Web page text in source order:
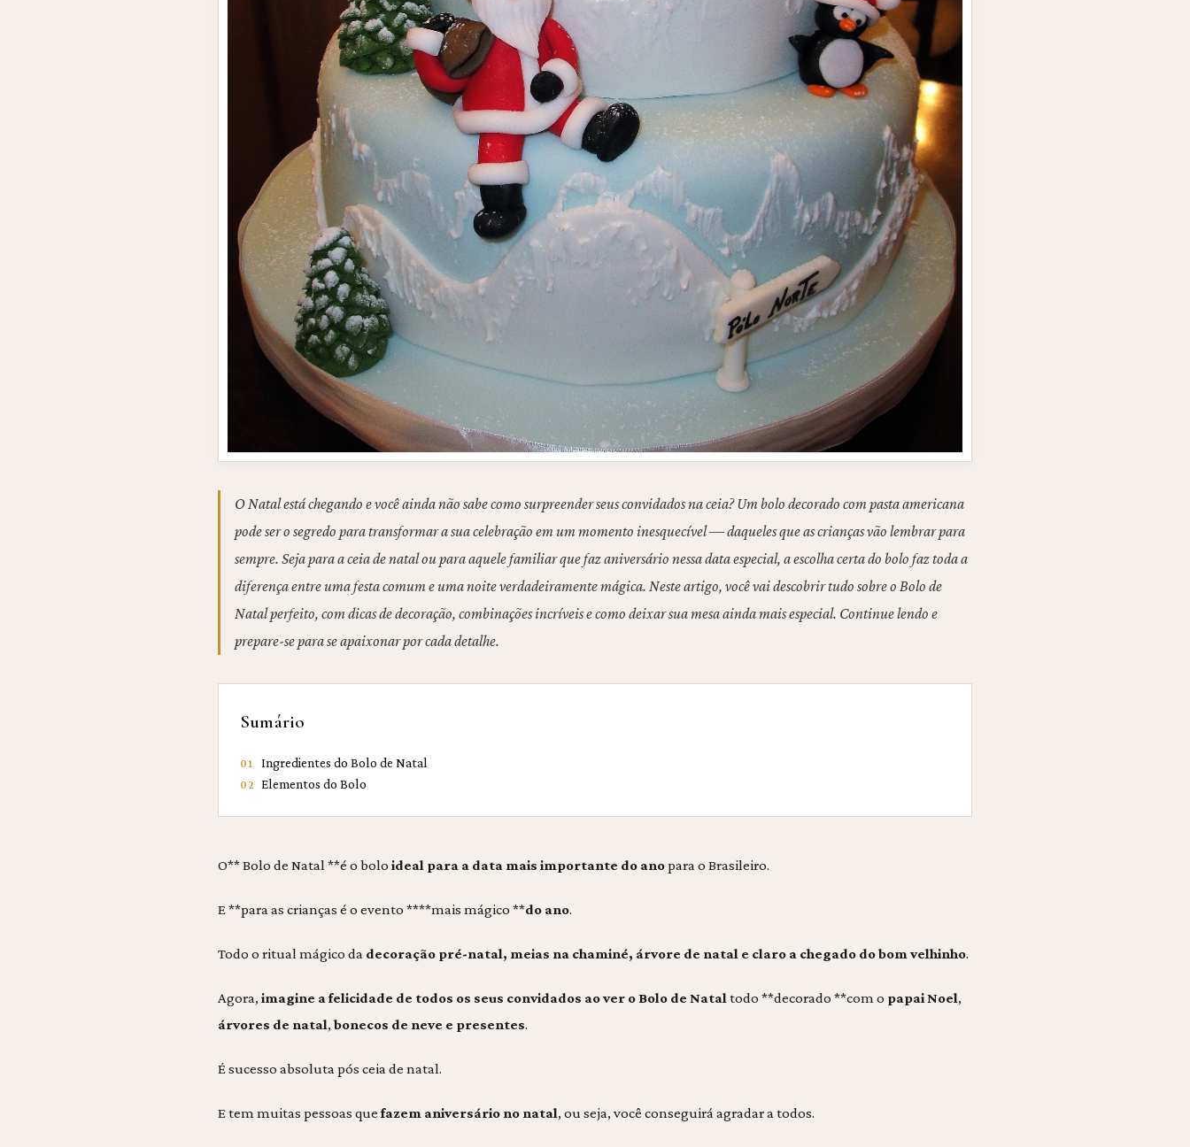
O Natal está chegando e você ainda não sabe como surpreender seus convidados na ceia? Um bolo decorado com pasta americana
pode ser o segredo para transformar a sua celebração em um momento inesquecível — daqueles que as crianças vão lembrar para
sempre. Seja para a ceia de natal ou para aquele familiar que faz aniversário nessa data especial, a escolha certa do bolo faz toda a
diferença entre uma festa comum e uma noite verdadeiramente mágica. Neste artigo, você vai descobrir tudo sobre o Bolo de
Natal perfeito, com dicas de decoração, combinações incríveis e como deixar sua mesa ainda mais especial. Continue lendo e
prepare-se para se apaixonar por cada detalhe.
Sumário
01 Ingredientes do Bolo de Natal
02 Elementos do Bolo
O** Bolo de Natal **é o bolo ideal para a data mais importante do anopara o Brasileiro.
E **para as crianças é o evento ****mais mágico **do ano.
Todo o ritual mágico da decoração pré-natal, meias na chaminé, árvore de natal e claro a chegado do bom velhinho.
Agora, imagine a felicidade de todos os seus convidados ao ver o Bolo de Natal todo **decorado **com o papai Noel,
árvores de natal,bonecos de neve e presentes.
É sucesso absoluta pós ceia de natal.
E tem muitas pessoas quefazem aniversário no natal, ou seja, você conseguirá agradar a todos.